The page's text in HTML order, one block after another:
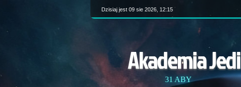
Dzisiaj jest 09 sie 2026, 12:15
Akademia Jedi
31 ABY